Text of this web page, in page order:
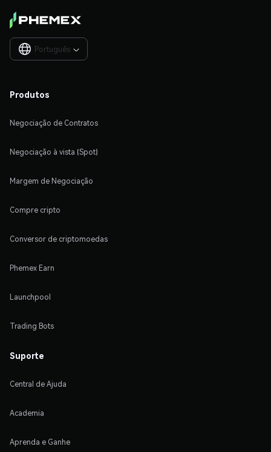
Português 
Produtos
Negociação de Contratos
Negociação à vista (Spot)
Margem de Negociação
Compre cripto
Conversor de criptomoedas
Phemex Earn
Launchpool
Trading Bots
Suporte
Central de Ajuda
Academia
Aprenda e Ganhe